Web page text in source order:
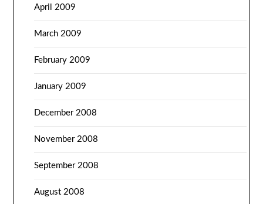
April 2009
March 2009
February 2009
January 2009
December 2008
November 2008
September 2008
August 2008